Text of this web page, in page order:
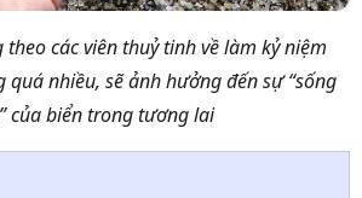
các viên thuỷ tinh về làm kỷ niệm
nhiều, sẽ ảnh hưởng đến sự “sống
của biển trong tương lai